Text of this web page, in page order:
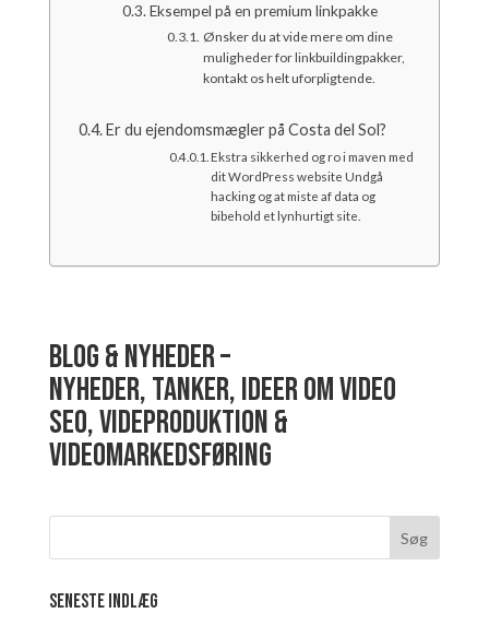
Eksempel på en premium linkpakke
Ønsker du at vide mere om dine
muligheder for linkbuildingpakker,
kontakt os helt uforpligtende.
Er du ejendomsmægler på Costa del Sol?
Ekstra sikkerhed og ro i maven med
dit WordPress website Undgå
hacking og at miste af data og
bibehold et lynhurtigt site.
Blog & Nyheder –
Nyheder, tanker, ideer om video
SEO, videproduktion &
videomarkedsføring
Seneste indlæg